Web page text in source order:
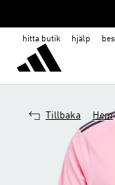
hitta butik hjälp
Tillbaka Hem